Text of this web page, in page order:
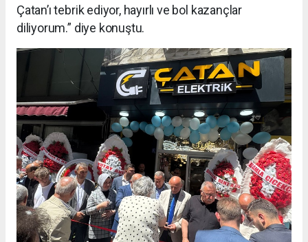
Çatan’ı tebrik ediyor, hayırlı ve bol kazançlar
diliyorum.” diye konuştu.